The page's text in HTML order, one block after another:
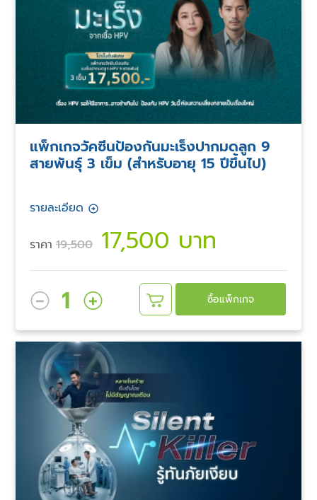
แพ็กเกจวัคซีนป้องกันมะเร็งปากมดลูก 9
สายพันธุ์ 3 เข็ม (สำหรับอายุ 15 ปีขึ้นไป)
รายละเอียด
ราคา 19,500 17,500 บาท
1
ซื้อแพ็กเกจ